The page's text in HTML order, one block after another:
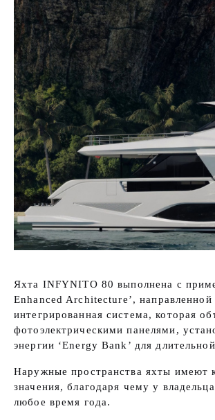
Яхта INFYNITO 80 выполнена с
Enhanced Architecture’,
интегрированная система, которая
фотоэлектрическими панелями,
энергии ‘Energy Bank’ для
Наружные пространства яхты
значения, благодаря чему у
любое время года.